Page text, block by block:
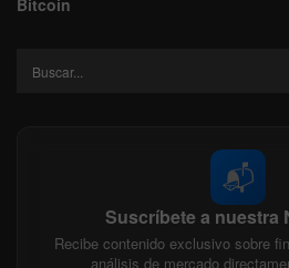
Bitcoin
📬
Suscríbete a nuestra
Recibe contenido exclusivo sobre
análisis de mercado